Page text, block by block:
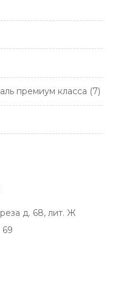
премиум класса (7)
д. 68, лит. Ж
69